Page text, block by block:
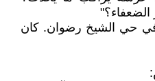
حي الشيخ رضوان. كان